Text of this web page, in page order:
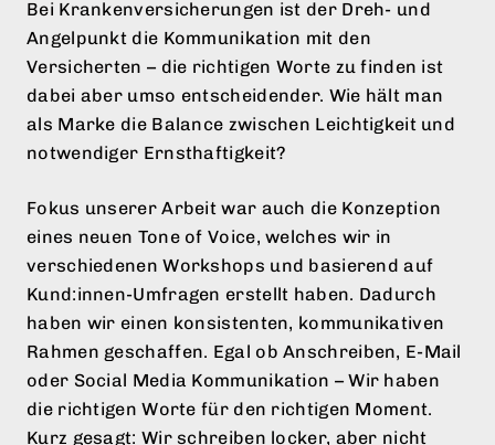
Bei Krankenversicherungen ist der Dreh- und
Angelpunkt die Kommunikation mit den
Versicherten – die richtigen Worte zu finden ist
dabei aber umso entscheidender. Wie hält man
als Marke die Balance zwischen Leichtigkeit und
notwendiger Ernsthaftigkeit?
Fokus unserer Arbeit war auch die Konzeption
eines neuen Tone of Voice, welches wir in
verschiedenen Workshops und basierend auf
Kund:innen-Umfragen erstellt haben. Dadurch
haben wir einen konsistenten, kommunikativen
Rahmen geschaffen. Egal ob Anschreiben, E-Mail
oder Social Media Kommunikation – Wir haben
die richtigen Worte für den richtigen Moment.